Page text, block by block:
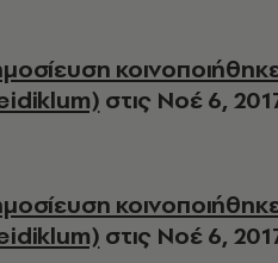
στις Νοέ 6,
στις Νοέ 6,